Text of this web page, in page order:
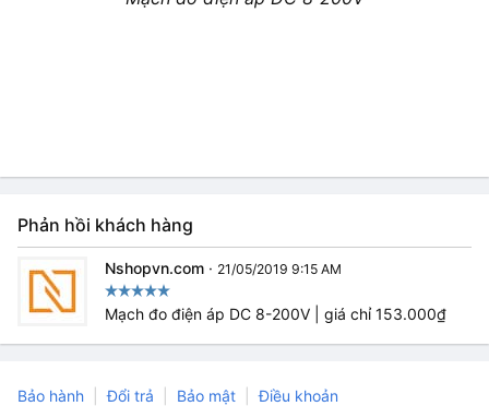
Phản hồi khách hàng
Nshopvn.com · 21/05/2019 9:15 AM
Mạch đo điện áp DC 8-200V | giá chỉ 153.000₫
Bảo hành Đổi trả Bảo mật Điều khoản